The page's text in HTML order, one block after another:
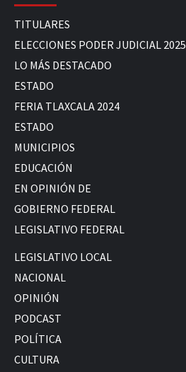
TITULARES
ELECCIONES PODER JUDICIAL 2025
LO MÁS DESTACADO
ESTADO
FERIA TLAXCALA 2024
ESTADO
MUNICIPIOS
EDUCACIÓN
EN OPINIÓN DE
GOBIERNO FEDERAL
LEGISLATIVO FEDERAL
LEGISLATIVO LOCAL
NACIONAL
OPINIÓN
PODCAST
POLÍTICA
CULTURA